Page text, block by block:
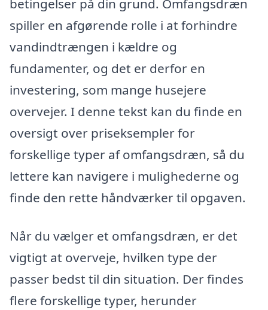
betingelser på din grund. Omfangsdræn
spiller en afgørende rolle i at forhindre
vandindtrængen i kældre og
fundamenter, og det er derfor en
investering, som mange husejere
overvejer. I denne tekst kan du finde en
oversigt over priseksempler for
forskellige typer af omfangsdræn, så du
lettere kan navigere i mulighederne og
finde den rette håndværker til opgaven.
Når du vælger et omfangsdræn, er det
vigtigt at overveje, hvilken type der
passer bedst til din situation. Der findes
flere forskellige typer, herunder